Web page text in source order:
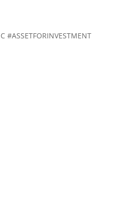
#ASSETFORINVESTMENT